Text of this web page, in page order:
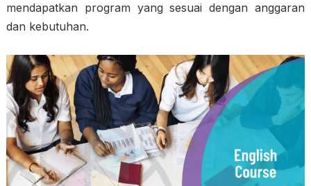
mendapatkan program yang sesuai dengan anggaran
dan kebutuhan.